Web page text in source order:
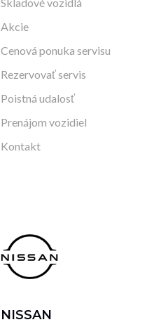
Akcie
Cenová ponuka servisu
Rezervovať servis
Poistná udalosť
Prenájom vozidiel
Kontakt
NISSAN